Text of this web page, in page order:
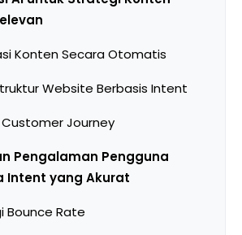
Konten Secara Otomatis
Website Berbasis Intent
Journey
Pengalaman Pengguna
Intent yang Akurat
Bounce Rate